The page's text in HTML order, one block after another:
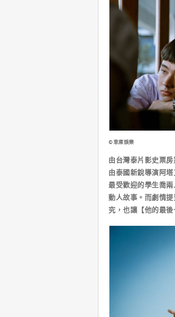
©車庫娛樂
由台灣泰片影史票
由泰國新銳導演阿
最受歡迎的學生喬
動人故事。而劇情
究，也讓【他的最